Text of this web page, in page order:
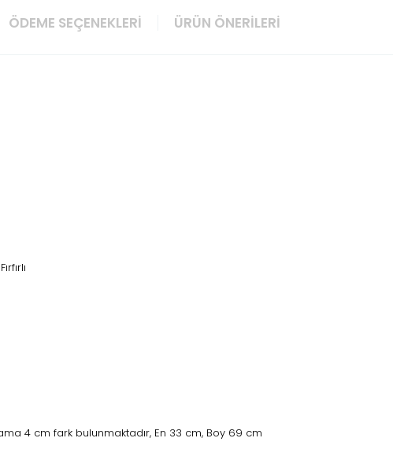
ÖDEME SEÇENEKLERI ÜRÜN ÖNERILERI
4 cm fark bulunmaktadır, En 33 cm, Boy 69 cm